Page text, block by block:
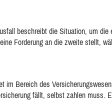
beschreibt die Situation, um
Forderung an die zweite stellt,
im Bereich des
fällt, selbst zahlen muss.